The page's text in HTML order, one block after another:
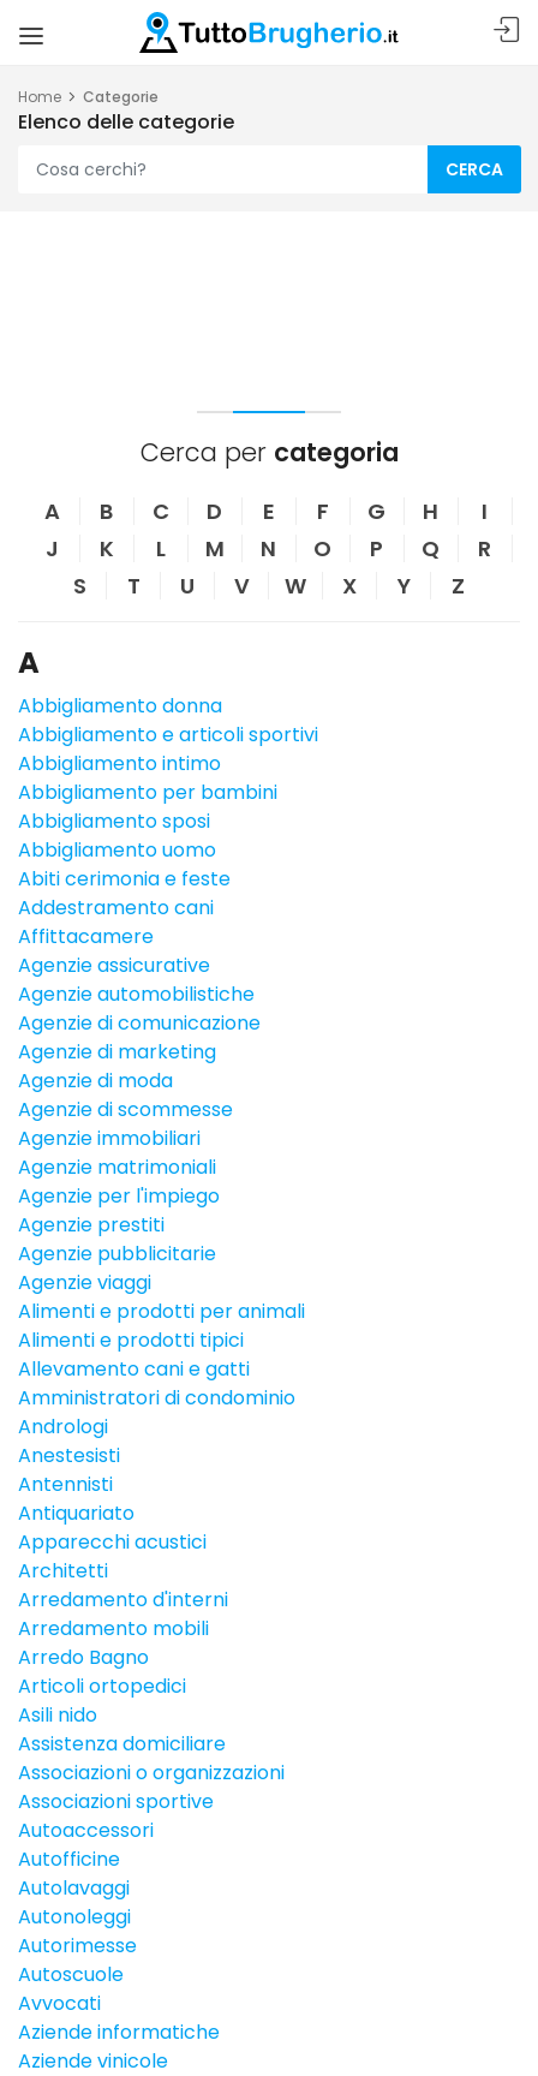
Home Categorie
Elenco delle categorie
CERCA
Cerca per categoria
A B C D E F G H
I
J
K L M N O P Q
R
S
T U V W X Y Z
A
Abbigliamento donna
Abbigliamento e articoli sportivi
Abbigliamento intimo
Abbigliamento per bambini
Abbigliamento sposi
Abbigliamento uomo
Abiti cerimonia e feste
Addestramento cani
Affittacamere
Agenzie assicurative
Agenzie automobilistiche
Agenzie di comunicazione
Agenzie di marketing
Agenzie di moda
Agenzie di scommesse
Agenzie immobiliari
Agenzie matrimoniali
Agenzie per l'impiego
Agenzie prestiti
Agenzie pubblicitarie
Agenzie viaggi
Alimenti e prodotti per animali
Alimenti e prodotti tipici
Allevamento cani e gatti
Amministratori di condominio
Andrologi
Anestesisti
Antennisti
Antiquariato
Apparecchi acustici
Architetti
Arredamento d'interni
Arredamento mobili
Arredo Bagno
Articoli ortopedici
Asili nido
Assistenza domiciliare
Associazioni o organizzazioni
Associazioni sportive
Autoaccessori
Autofficine
Autolavaggi
Autonoleggi
Autorimesse
Autoscuole
Avvocati
Aziende informatiche
Aziende vinicole